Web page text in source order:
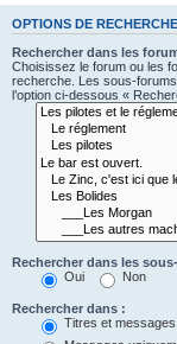
OPTIONS DE RECHERCHE
Rechercher dans les
Choisissez le forum ou les
recherche. Les sous-
l’option ci-dessous «
Rechercher dans les
Oui
Non
Rechercher dans :
Titres et messages